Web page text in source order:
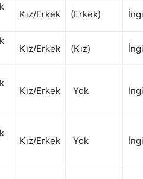
Kız/Erkek (Erkek)
Kız/Erkek (Kız)
Kız/Erkek Yok
Kız/Erkek Yok